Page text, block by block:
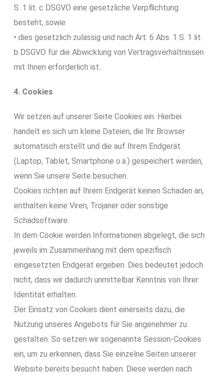
S. 1 lit. c DSGVO eine gesetzliche Verpflichtung
besteht, sowie
• dies gesetzlich zulässig und nach Art. 6 Abs. 1 S. 1 lit.
b DSGVO für die Abwicklung von Vertragsverhältnissen
mit Ihnen erforderlich ist.
4. Cookies
Wir setzen auf unserer Seite Cookies ein. Hierbei
handelt es sich um kleine Dateien, die Ihr Browser
automatisch erstellt und die auf Ihrem Endgerät
(Laptop, Tablet, Smartphone o.ä.) gespeichert werden,
wenn Sie unsere Seite besuchen.
Cookies richten auf Ihrem Endgerät keinen Schaden an,
enthalten keine Viren, Trojaner oder sonstige
Schadsoftware.
In dem Cookie werden Informationen abgelegt, die sich
jeweils im Zusammenhang mit dem spezifisch
eingesetzten Endgerät ergeben. Dies bedeutet jedoch
nicht, dass wir dadurch unmittelbar Kenntnis von Ihrer
Identität erhalten.
Der Einsatz von Cookies dient einerseits dazu, die
Nutzung unseres Angebots für Sie angenehmer zu
gestalten. So setzen wir sogenannte Session-Cookies
ein, um zu erkennen, dass Sie einzelne Seiten unserer
Website bereits besucht haben. Diese werden nach